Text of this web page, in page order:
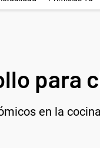
para
en la